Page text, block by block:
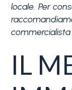
locale. Per
IL
Camere
minime
Qualsiasi